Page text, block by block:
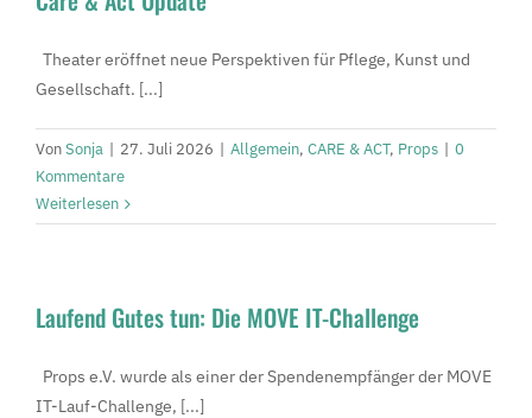
Theater eröffnet neue Perspektiven für Pflege, Kunst und
Gesellschaft. [...]
VonSonja | 27. Juli 2026 | Allgemein, CARE & ACT, Props | 0
Kommentare
Weiterlesen
Laufend Gutes tun: Die MOVE IT-Challenge
Props e.V. wurde als einer der Spendenempfänger der MOVE
IT-Lauf-Challenge, [...]